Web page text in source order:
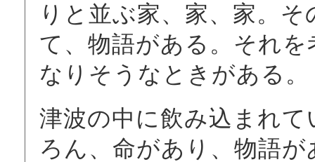
りと並ぶ家、家、家。
て、物語がある。それ
なりそうなときがある。
津波の中に飲み込まれ
ろん、命があり、物語